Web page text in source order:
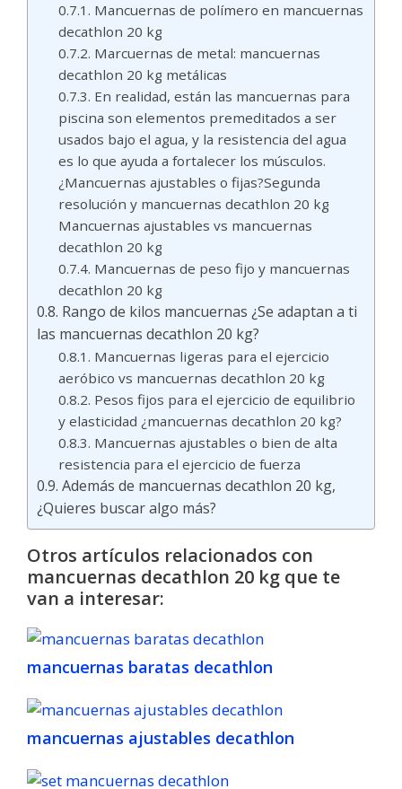
Mancuernas de polímero en mancuernas
decathlon 20 kg
Marcuernas de metal: mancuernas
decathlon 20 kg metálicas
En realidad, están las mancuernas para
piscina son elementos premeditados a ser
usados bajo el agua, y la resistencia del agua
es lo que ayuda a fortalecer los músculos.
¿Mancuernas ajustables o fijas?Segunda
resolución y mancuernas decathlon 20 kg
Mancuernas ajustables vs mancuernas
decathlon 20 kg
Mancuernas de peso fijo y mancuernas
decathlon 20 kg
Rango de kilos mancuernas ¿Se adaptan a ti
las mancuernas decathlon 20 kg?
Mancuernas ligeras para el ejercicio
aeróbico vs mancuernas decathlon 20 kg
Pesos fijos para el ejercicio de equilibrio
y elasticidad ¿mancuernas decathlon 20 kg?
Mancuernas ajustables o bien de alta
resistencia para el ejercicio de fuerza
Además de mancuernas decathlon 20 kg,
¿Quieres buscar algo más?
Otros artículos relacionados con
mancuernas decathlon 20 kg que te
van a interesar:
mancuernas baratas decathlon
mancuernas ajustables decathlon